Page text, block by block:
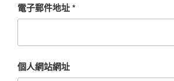
電子郵件地址*
個人網站網址